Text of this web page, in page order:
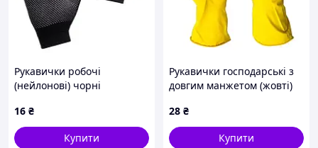
Рукавички робочі
(нейлонові) чорні
16 ₴
Купити
Рукавички господарські з
довгим манжетом (жовті)
28 ₴
Купити